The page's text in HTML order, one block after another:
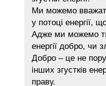
Ми можемо
у потоці енергії,
Адже ми можемо
енергії добро, чи
Добро – це не
інших згустків
праву.